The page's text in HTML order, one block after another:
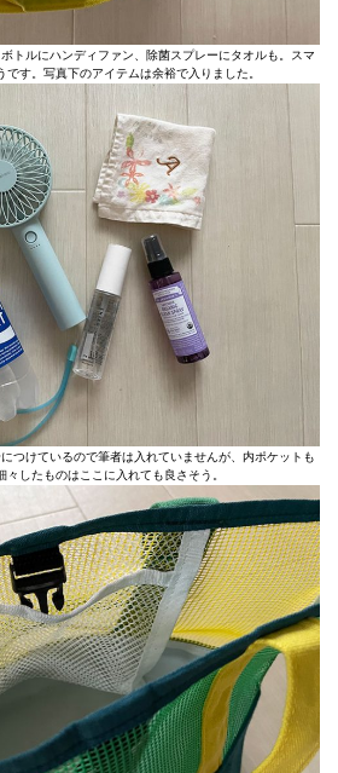
トルにハンディファン、除菌スプレーにタオルも。スマ
です。写真下のアイテムは余裕で入りました。
つけているので筆者は入れていませんが、内ポケットも
々したものはここに入れても良さそう。